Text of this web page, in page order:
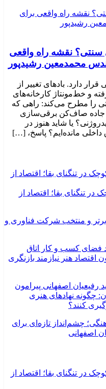
نقشه راه واقعی
محمدمعین رشیدپور
دارد. بادهای تغییر از
و خط‌مونتاژ کارخانه‌های
را مطرح می‌کند: راهی که
جاده صاف‌کن برقی‌سازی
یا شاید هنوز در
داخلی مانده‌ایم؟ پاسخ، […]
تنگنای بقا؛ اقتصاد از
و منتخب شرکت فناوری و
فضای کسب و کار اتاق
اقتصاد هنر نیازمند بازنگری
اصفهانی پیرامون
چگونه نهادهای هنری
کنند؟
چشم‌انداز تازه‌ای برای
اصفهانی